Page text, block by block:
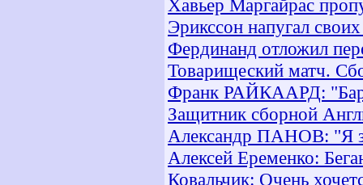
Хавьер Маргайрас
Эрикссон напугал
Фердинанд отложил
Товарищеский матч.
Франк РАЙКААРД:
Защитник сборной
Александр ПАНОВ: "Я
Алексей Еременко:
Ковальчик: Очень